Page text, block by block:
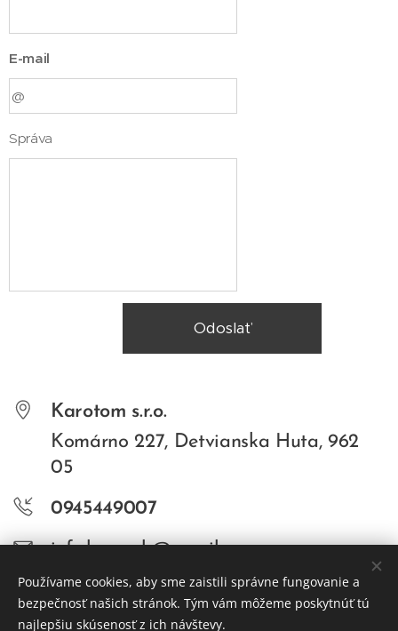
E-mail
Správa
Odoslať
Karotom s.r.o.
Komárno 227, Detvianska Huta, 962
05
0945449007
info.laron.sk@gmail.com
FACEBOOK
INSTAGRAM
Používame cookies, aby sme zaistili správne fungovanie a
bezpečnosť našich stránok. Tým vám môžeme poskytnúť tú
najlepšiu skúsenosť z ich návštevy.